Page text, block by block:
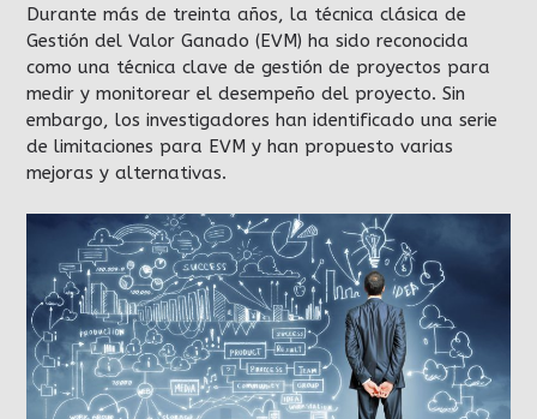
Durante más de treinta años, la técnica clásica de
Gestión del Valor Ganado (EVM) ha sido reconocida
como una técnica clave de gestión de proyectos para
medir y monitorear el desempeño del proyecto. Sin
embargo, los investigadores han identificado una serie
de limitaciones para EVM y han propuesto varias
mejoras y alternativas.